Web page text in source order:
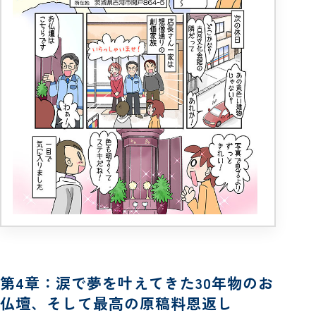
第4章：涙で夢を叶えてきた30年物のお
仏壇、そして最高の原稿料恩返し